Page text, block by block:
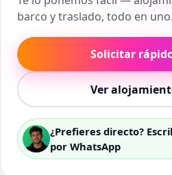
barco y traslado, todo en uno.
Solicitar
Ver
¿Prefieres directo?
por WhatsApp